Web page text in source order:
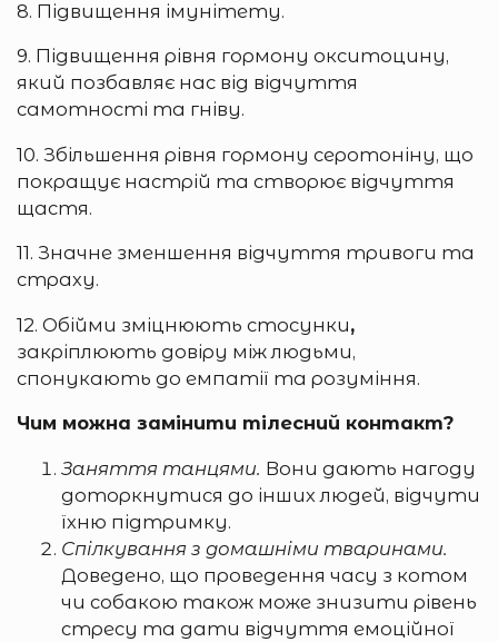
8. Підвищення імунітету.
9. Підвищення рівня гормону окситоцину,
який позбавляє нас від відчуття
самотності та гніву.
10. Збільшення рівня гормону серотоніну, що
покращує настрій та створює відчуття
щастя.
11. Значне зменшення відчуття тривоги та
страху.
12. Обійми зміцнюють стосунки,
закріплюють довіру між людьми,
спонукають до емпатії та розуміння.
Чим можна замінити тілесний контакт?
Заняття танцями. Вони дають нагоду
доторкнутися до інших людей, відчути
їхню підтримку.
Спілкування з домашніми тваринами.
Доведено, що проведення часу з котом
чи собакою також може знизити рівень
стресу та дати відчуття емоційної